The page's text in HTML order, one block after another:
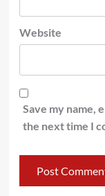
Website
Save my name,
the next time I